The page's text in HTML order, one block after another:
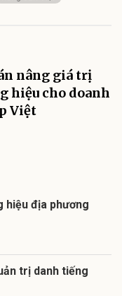
nâng giá trị
hiệu cho doanh
Việt
hiệu địa phương
trị danh tiếng